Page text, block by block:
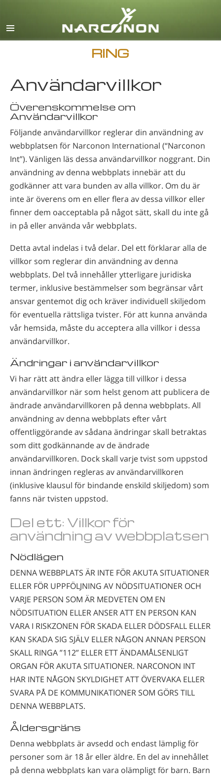
Dansk
Español
Magyar
Italiano
Japanska
Makedonska
Nederlands
Portuguès
Ryska
Svenska
Kinesiska
Arabiska
Nepali
Kroatiska
Tjeckiska
Alla regioner/språk
RING
Användarvillkor
Överenskommelse om
Användarvillkor
Följande användarvillkor reglerar din användning av
webbplatsen för Narconon International (“Narconon
Int”). Vänligen läs dessa användarvillkor noggrant. Din
användning av denna webbplats innebär att du
godkänner att vara bunden av alla villkor. Om du är
inte är överens om en eller flera av dessa villkor eller
finner dem oacceptabla på något sätt, skall du inte gå
in på eller använda vår webbplats.
Detta avtal indelas i två delar. Del ett förklarar alla de
villkor som reglerar din användning av denna
webbplats. Del två innehåller ytterligare juridiska
termer, inklusive bestämmelser som begränsar vårt
ansvar gentemot dig och kräver individuell skiljedom
för eventuella rättsliga tvister. För att kunna använda
vår hemsida, måste du acceptera alla villkor i dessa
användarvillkor.
Ändringar i användarvillkor
Vi har rätt att ändra eller lägga till villkor i dessa
användarvillkor när som helst genom att publicera de
ändrade användarvillkoren på denna webbplats. All
användning av denna webbplats efter vårt
offentliggörande av sådana ändringar skall betraktas
som ditt godkännande av de ändrade
användarvillkoren. Dock skall varje tvist som uppstod
innan ändringen regleras av användarvillkoren
(inklusive klausul för bindande enskild skiljedom) som
fanns när tvisten uppstod.
Del ett: Villkor för
användning av webbplatsen
Nödlägen
DENNA WEBBPLATS ÄR INTE FÖR AKUTA SITUATIONER
ELLER FÖR UPPFÖLJNING AV NÖDSITUATIONER OCH
VARJE PERSON SOM ÄR MEDVETEN OM EN
NÖDSITUATION ELLER ANSER ATT EN PERSON KAN
VARA I RISKZONEN FÖR SKADA ELLER DÖDSFALL ELLER
KAN SKADA SIG SJÄLV ELLER NÅGON ANNAN PERSON
SKALL RINGA ”112” ELLER ETT ÄNDAMÅLSENLIGT
ORGAN FÖR AKUTA SITUATIONER. NARCONON INT
HAR INTE NÅGON SKYLDIGHET ATT ÖVERVAKA ELLER
SVARA PÅ DE KOMMUNIKATIONER SOM GÖRS TILL
DENNA WEBBPLATS.
Åldersgräns
Denna webbplats är avsedd och endast lämplig för
personer som är 18 år eller äldre. En del av innehållet
på denna webbplats kan vara olämpligt för barn. Barn